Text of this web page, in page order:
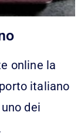
online la
italiano
dei